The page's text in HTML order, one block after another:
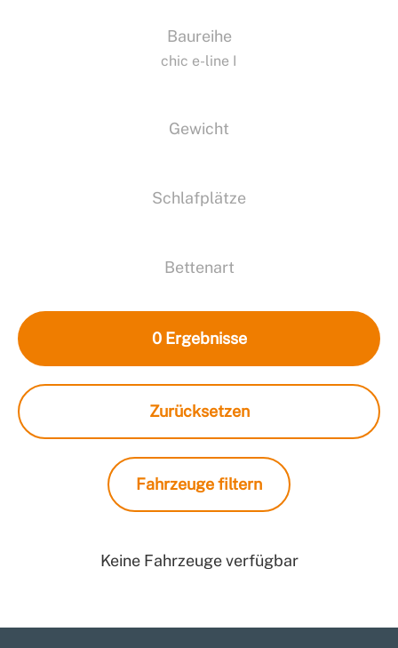
Baureihe
chic e-line I
Gewicht
Schlafplätze
Bettenart
0 Ergebnisse
Zurücksetzen
Fahrzeuge filtern
Keine Fahrzeuge verfügbar